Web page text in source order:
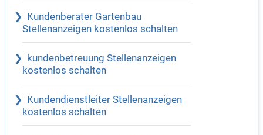
Kundenberater Gartenbau
Stellenanzeigen kostenlos schalten
kundenbetreuung Stellenanzeigen
kostenlos schalten
Kundendienstleiter Stellenanzeigen
kostenlos schalten